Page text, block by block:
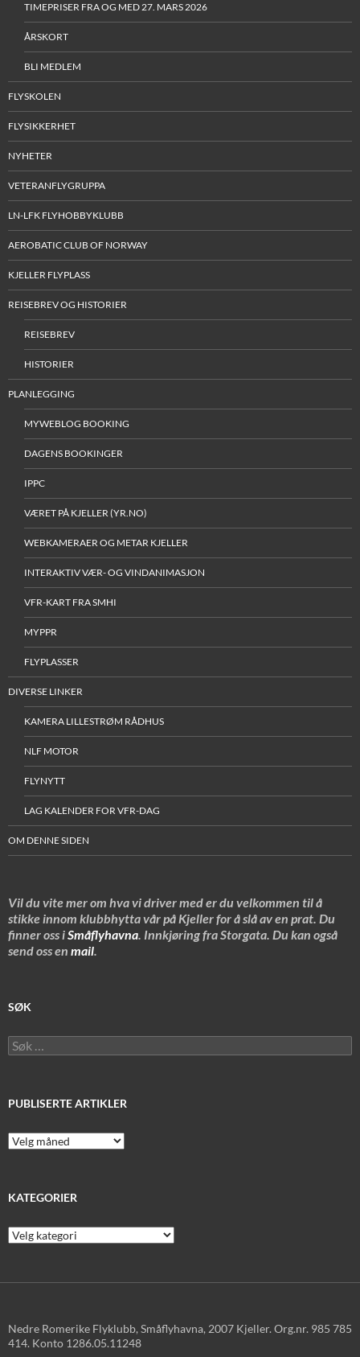
TIMEPRISER FRA OG MED 27. MARS 2026
ÅRSKORT
BLI MEDLEM
FLYSKOLEN
FLYSIKKERHET
NYHETER
VETERANFLYGRUPPA
LN-LFK FLYHOBBYKLUBB
AEROBATIC CLUB OF NORWAY
KJELLER FLYPLASS
REISEBREV OG HISTORIER
REISEBREV
HISTORIER
PLANLEGGING
MYWEBLOG BOOKING
DAGENS BOOKINGER
IPPC
VÆRET PÅ KJELLER (YR.NO)
WEBKAMERAER OG METAR KJELLER
INTERAKTIV VÆR- OG VINDANIMASJON
VFR-KART FRA SMHI
MYPPR
FLYPLASSER
DIVERSE LINKER
KAMERA LILLESTRØM RÅDHUS
NLF MOTOR
FLYNYTT
LAG KALENDER FOR VFR-DAG
OM DENNE SIDEN
Vil du vite mer om hva vi driver med er du velkommen til å
stikke innom klubbhytta vår på Kjeller for å slå av en prat. Du
finner oss iSmåflyhavna. Innkjøring fra Storgata. Du kan også
send oss en mail.
SØK
Søk
etter:
PUBLISERTE ARTIKLER
Publiserte
artikler
KATEGORIER
Kategorier
Nedre Romerike Flyklubb, Småflyhavna, 2007 Kjeller. Org.nr. 985 785
414. Konto 1286.05.11248